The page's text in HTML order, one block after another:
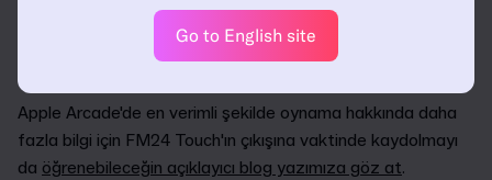
görünüşlü maç motoru da dahil olmak üzere bu
eklemeler hakkında daha fazla bilgi için özel hazırladığımız
özellikler sayfamıza dal.
Apple Arcade'de en verimli şekilde oynama hakkında daha
fazla bilgi için FM24 Touch'ın çıkışına vaktinde kaydolmayı
da öğrenebileceğin açıklayıcı blog yazımıza göz at.
Go to English site